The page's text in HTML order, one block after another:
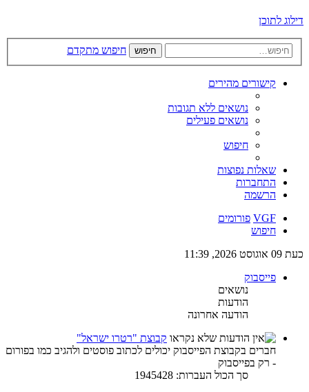
דילוג לתוכן
חיפוש חיפוש מתקדם
קישורים מהירים
נושאים ללא תגובות
נושאים פעילים
חיפוש
שאלות נפוצות
התחברות
הרשמה
VGF פורומים
חיפוש
כעת 09 אוגוסט 2026, 11:39
פייסבוק
נושאים
הודעות
הודעה אחרונה
קבוצת "רטרו ישראל"
חברים בקבוצת הפייסבוק יכולים לכתוב פוסטים ולהגיב כמו בפורום
- רק בפייסבוק
סך הכול העברות: 1945428